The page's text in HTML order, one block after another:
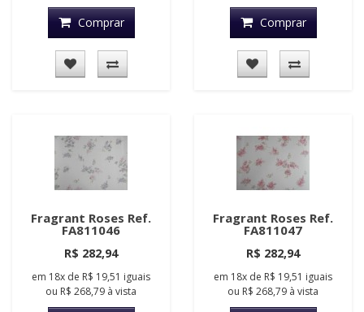
Comprar Comprar
Fragrant Roses Ref.
FA811046
R$ 282,94
em 18x de R$ 19,51 iguais
ou R$ 268,79 à vista
Fragrant Roses Ref.
FA811047
R$ 282,94
em 18x de R$ 19,51 iguais
ou R$ 268,79 à vista